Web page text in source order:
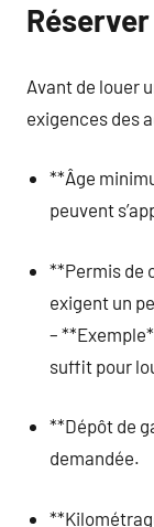
Réserver
Avant de louer
exigences des
**Âge
peuvent
**Permis de
exigent un
–
suffit pour
**Dépôt de
demandée.